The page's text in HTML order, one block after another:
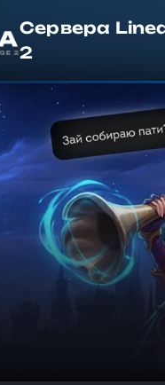
Сервера
2